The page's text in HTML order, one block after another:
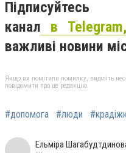
канал в Telegram,
важливі новини
Якщо ви помітили помилку, виділіть
повідомити про це редакцію
#допомога #люди
Ельміра